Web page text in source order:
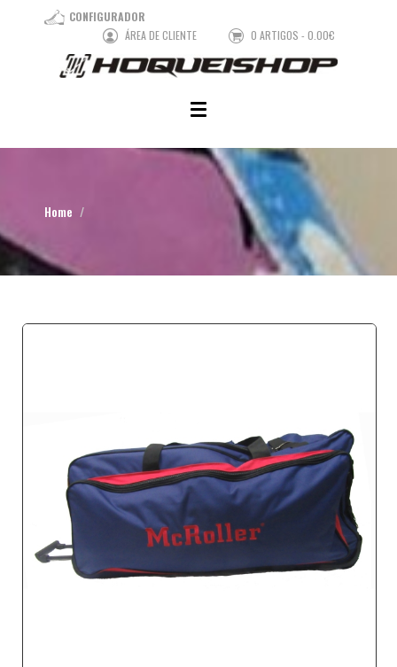
CONFIGURADOR
ÁREA DE CLIENTE
0 ARTIGOS - 0.00€
Home